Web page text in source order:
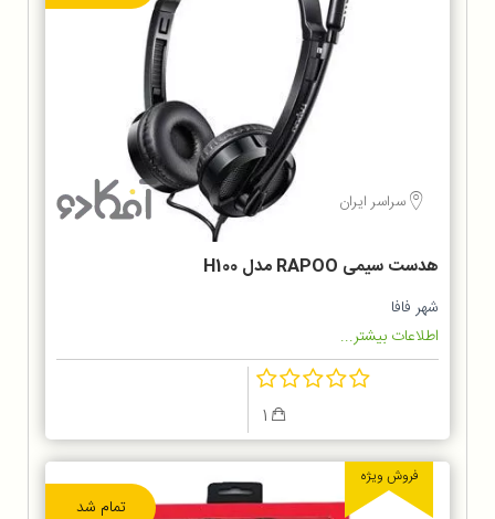
سراسر ایران
هدست سیمی RAPOO مدل H100
شهر فافا
اطلاعات بیشتر...
تمام شد
فروش ویژه